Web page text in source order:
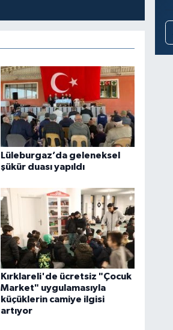
Lüleburgaz’da geleneksel
şükür duası yapıldı
Kırklareli'de ücretsiz "Çocuk
Market" uygulamasıyla
küçüklerin camiye ilgisi
artıyor